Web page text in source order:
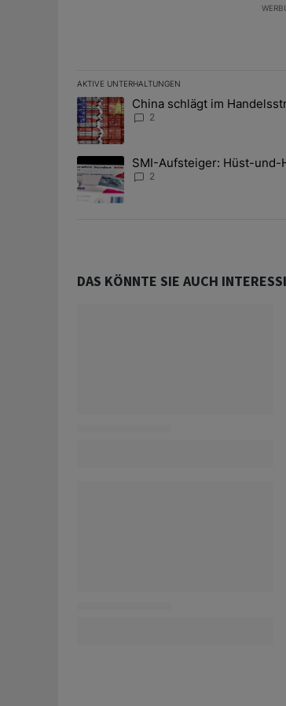
AKTIVE UNTERHALTUNGEN
Das Folgende ist eine Liste der am
Ein Trendartikel mit dem Titel "China
China schlägt im
2
Ein Trendartikel mit dem Titel "SMI-
SMI-Aufsteiger: Hüst-und-
2
DAS KÖNNTE SIE AUCH